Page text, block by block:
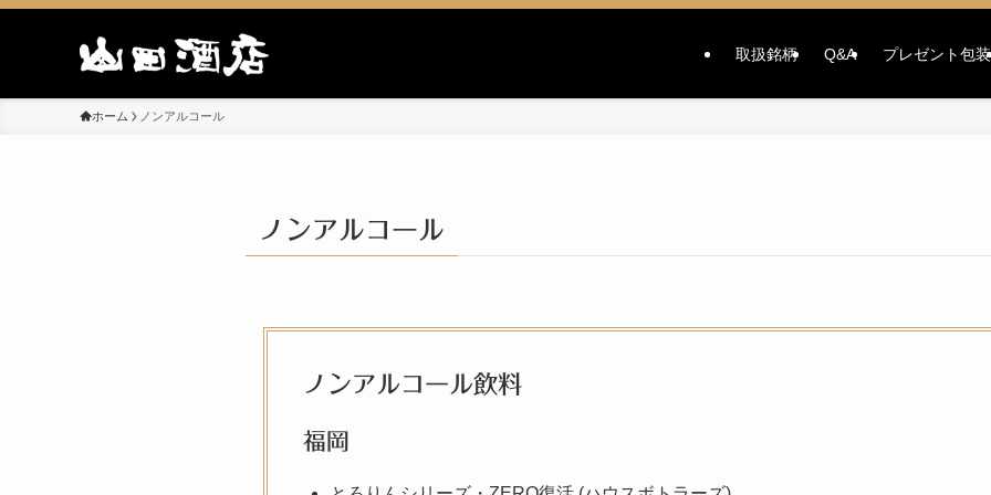
取扱銘柄 Q&A プレゼント包装
ホーム ノンアルコール
ノンアルコール
ノンアルコール飲料
福岡